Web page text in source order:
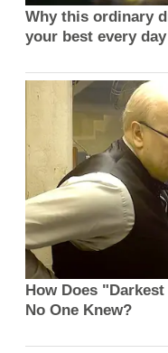
Why this ordinary
your best every day
How Does
No One Knew?